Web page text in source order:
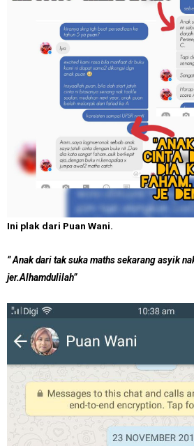
Ini plak dari Puan Wani.
” Anak dari tak suka maths sekarang asyik
jer.Alhamdulilah”